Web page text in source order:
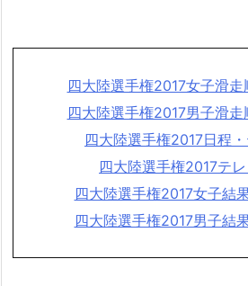
四大陸選手権2017女子滑走
四大陸選手権2017男子滑走
四大陸選手権2017日程
四大陸選手権2017テ
四大陸選手権2017女子結果
四大陸選手権2017男子結果